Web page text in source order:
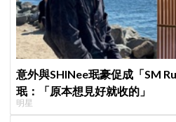
意外與SHINee珉豪促成「SM
珉：「原本想見好就收的」
明星